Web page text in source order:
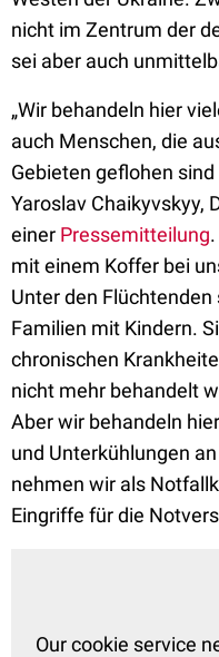
nicht im Zentrum der
sei aber auch
„Wir behandeln hier
auch Menschen, die
Gebieten geflohen
Yaroslav Chaikyvskyy,
einer Pressemitteilung
mit einem Koffer bei
Unter den Flüchtenden
Familien mit Kindern.
chronischen
nicht mehr behandelt
Aber wir behandeln
und Unterkühlungen
nehmen wir als
Eingriffe für die
Our cookie service